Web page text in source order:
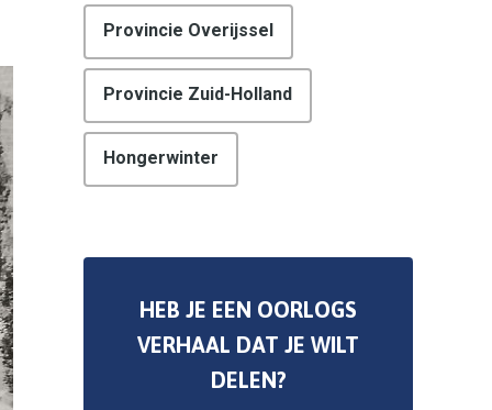
Provincie Overijssel
Provincie Zuid-Holland
Hongerwinter
HEB JE EEN OORLOGS
VERHAAL DAT JE WILT
DELEN?